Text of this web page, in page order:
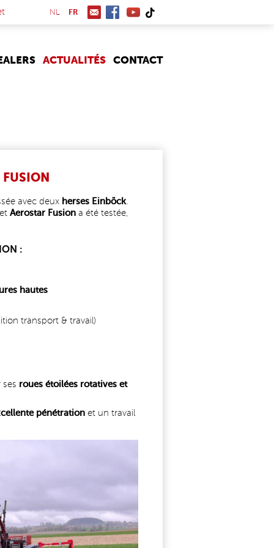
NL FR
ACTUALITÉS CONTACT
FUSION
avec deux herses Einböck.
Aerostar Fusiona été testée,
:
hautes
transport & travail)
ses roues étoilées rotatives et
pénétrationet un travail